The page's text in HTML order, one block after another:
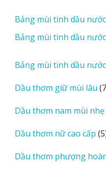
Bảng mùi tinh dầu
Bảng mùi tinh dầu
Bảng mùi tinh dầu
Dầu thơm giữ mùi lâu 7
Dầu thơm nam mùi nhẹ
Dầu thơm nữ cao cấp 5
Dầu thơm phượng